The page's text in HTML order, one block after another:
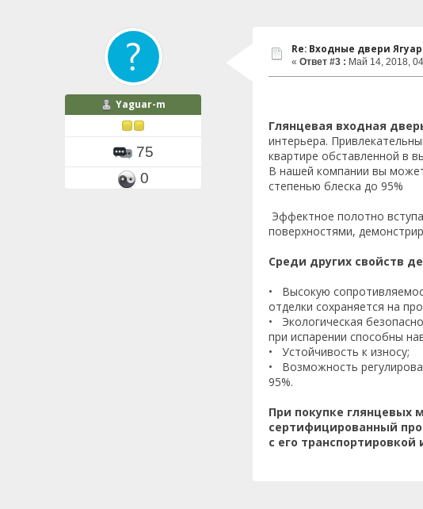
Yaguar-m
75
0
Re: Входные двери Ягуар
« Ответ #3 : Май 14, 2018,
Глянцевая входная
интерьера.
квартире обставленной в
В нашей компании вы
степенью блеска до 95%
Эффектное полотно
поверхностями,
Среди других свойств
• Высокую
отделки сохраняется на
• Экологическая
при испарении способны
• Устойчивость к износу;
• Возможность
95%.
При покупке глянцевых
сертифицированный
с его